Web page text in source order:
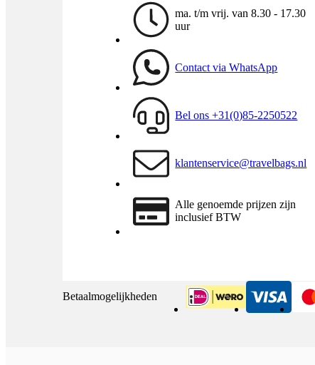
ma. t/m vrij. van 8.30 - 17.30
uur
Contact via WhatsApp
Bel ons +31(0)85-2250522
klantenservice@travelbags.nl
Alle genoemde prijzen zijn
inclusief BTW
Betaalmogelijkheden iDeal Visa